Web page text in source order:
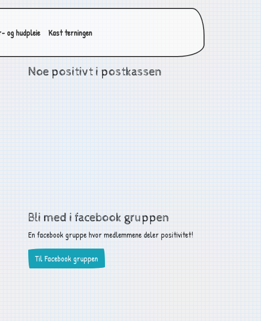
og hudpleie Kast terningen
Noe positivt i postkassen
Bli med i facebook gruppen
En facebook gruppe hvor medlemmene deler positivitet!
Til Facebook gruppen